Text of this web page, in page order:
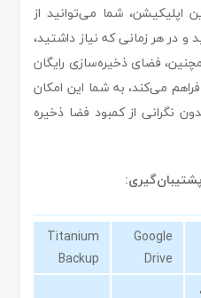
اپلیکیشن، شما می‌توانید از
در هر زمانی که نیاز داشتید،
فضای ذخیره‌سازی رایگان
می‌کند، به شما این امکان
نگرانی از کمبود فضا ذخیره
Google
Drive
Titanium
Backup